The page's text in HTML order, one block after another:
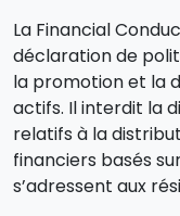
La Financial
déclaration de
la promotion et la
actifs. Il interdit la
relatifs à la
financiers basés
s’adressent aux